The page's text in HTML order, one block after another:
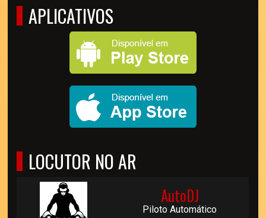
APLICATIVOS
LOCUTOR NO AR
AutoDJ
Piloto Automático